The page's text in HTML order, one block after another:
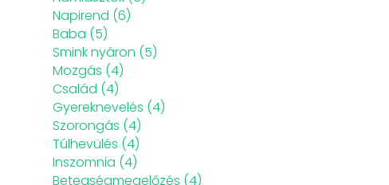
Napirend (6)
Baba (5)
Smink nyáron (5)
Mozgás (4)
Család (4)
Gyereknevelés (4)
Szorongás (4)
Túlhevülés (4)
Inszomnia (4)
Betegségmegelőzés (4)